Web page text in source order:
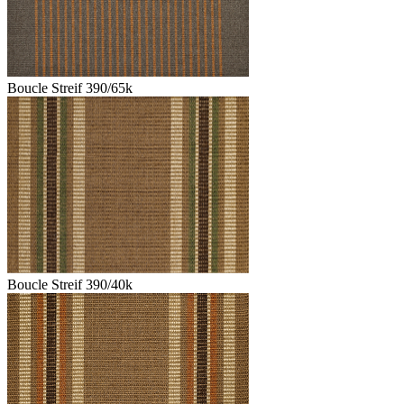
Boucle Streif 390/65k
Boucle Streif 390/40k